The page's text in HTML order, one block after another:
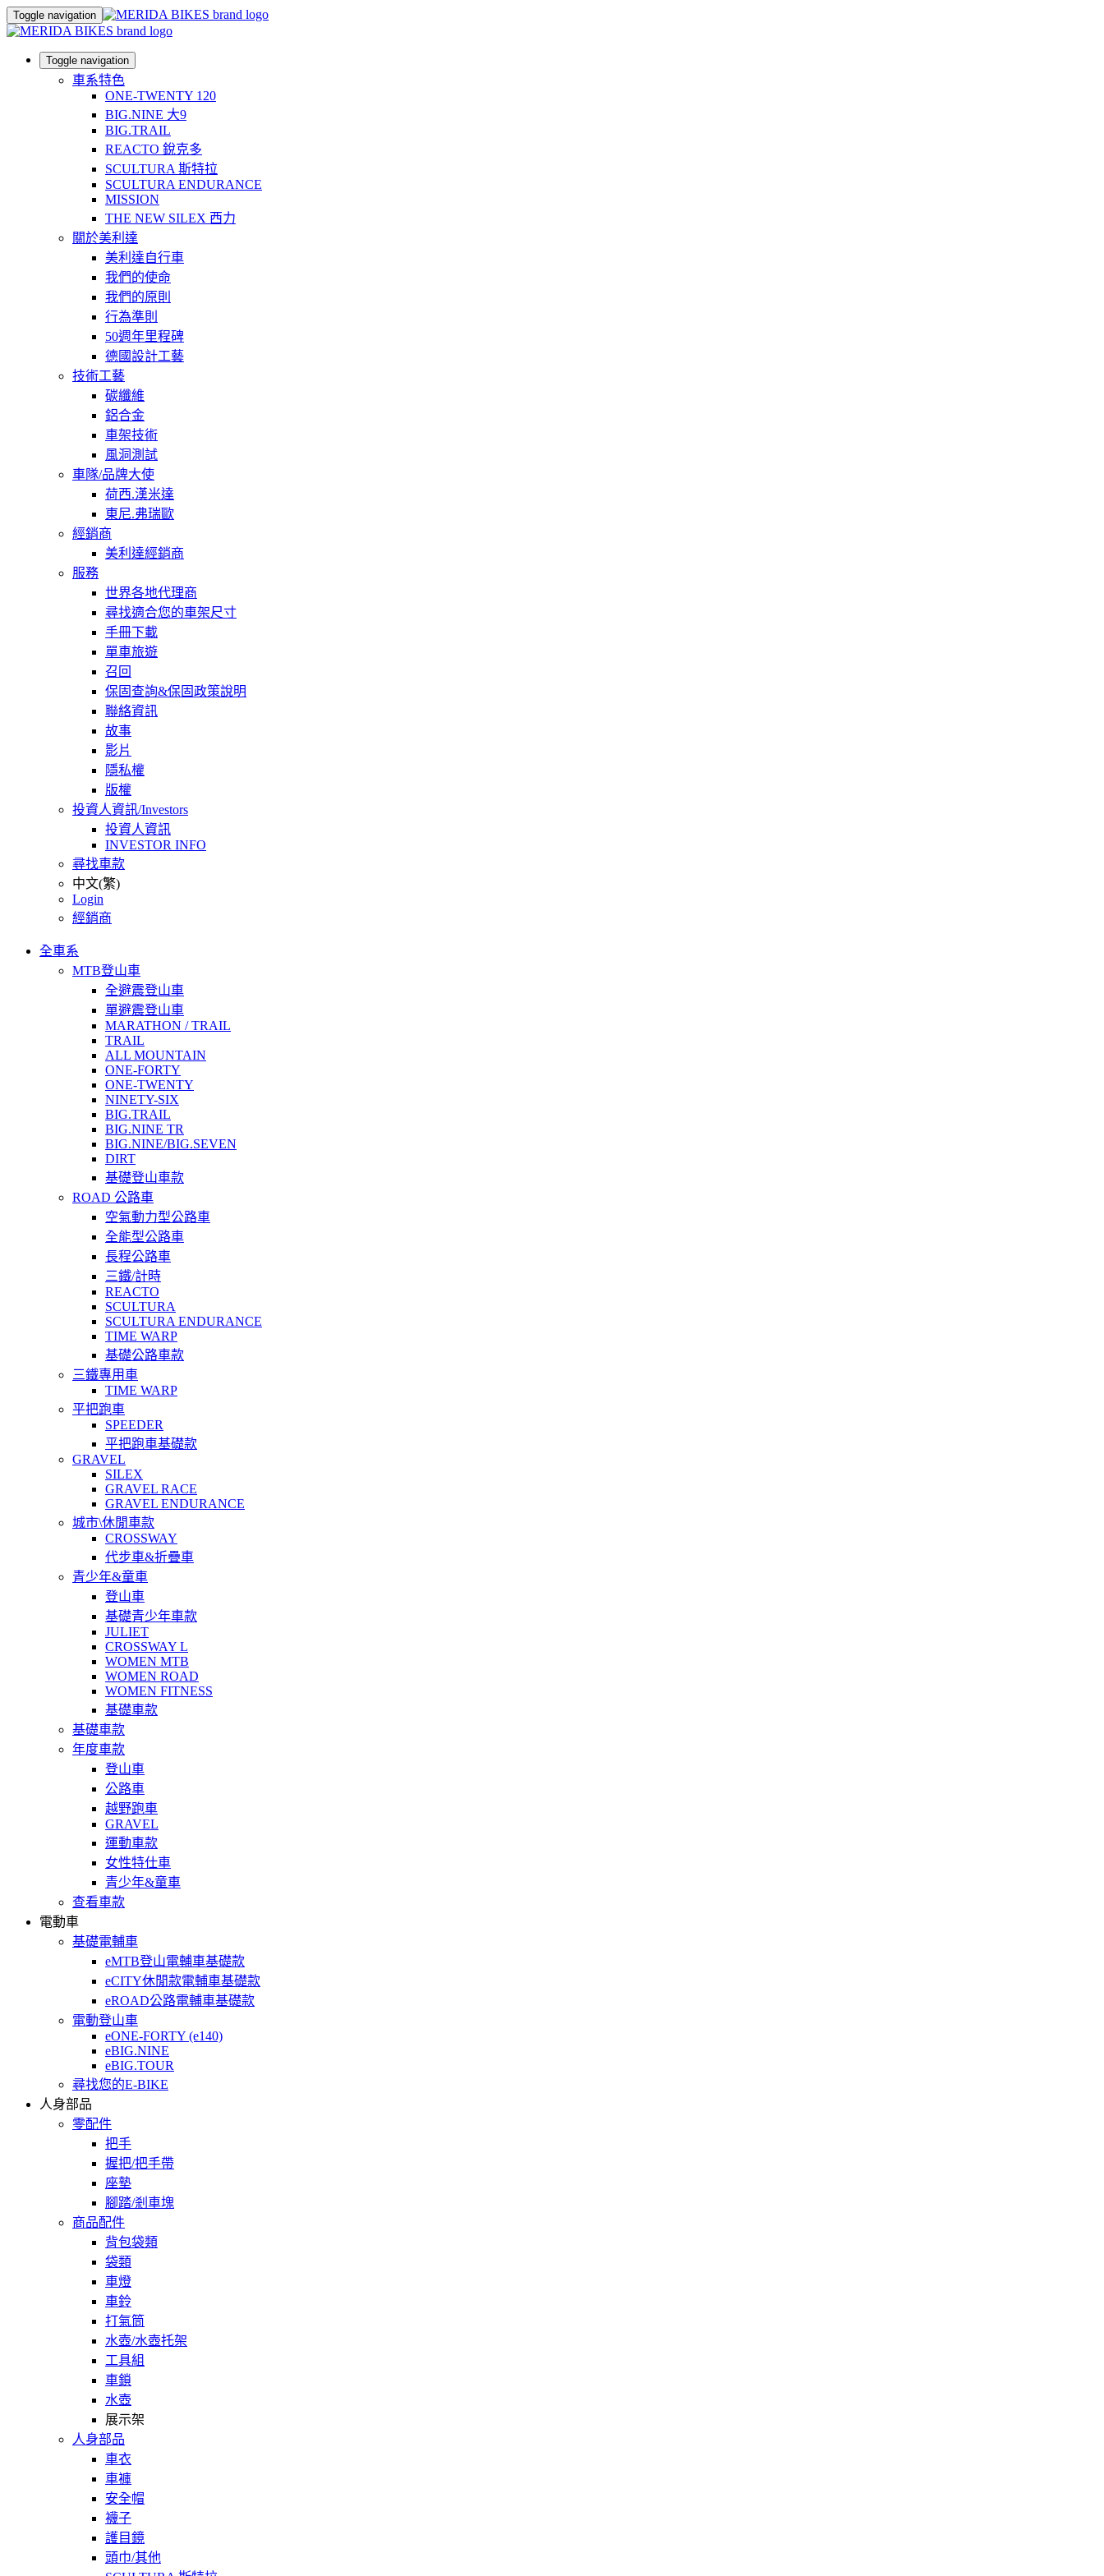
Toggle navigation
Toggle navigation
車系特色
ONE-TWENTY 120
BIG.NINE 大9
BIG.TRAIL
REACTO 銳克多
SCULTURA 斯特拉
SCULTURA ENDURANCE
MISSION
THE NEW SILEX 西力
關於美利達
美利達自行車
我們的使命
我們的原則
行為準則
50週年里程碑
德國設計工藝
技術工藝
碳纖維
鋁合金
車架技術
風洞測試
車隊/品牌大使
荷西.漢米達
東尼.弗瑞歐
經銷商
美利達經銷商
服務
世界各地代理商
尋找適合您的車架尺寸
手冊下載
單車旅遊
召回
保固查詢&保固政策說明
聯絡資訊
故事
影片
隱私權
版權
投資人資訊/Investors
投資人資訊
INVESTOR INFO
尋找車款
中文(繁)
Login
經銷商
全車系
MTB登山車
全避震登山車
單避震登山車
MARATHON / TRAIL
TRAIL
ALL MOUNTAIN
ONE-FORTY
ONE-TWENTY
NINETY-SIX
BIG.TRAIL
BIG.NINE TR
BIG.NINE/BIG.SEVEN
DIRT
基礎登山車款
ROAD 公路車
空氣動力型公路車
全能型公路車
長程公路車
三鐵/計時
REACTO
SCULTURA
SCULTURA ENDURANCE
TIME WARP
基礎公路車款
三鐵專用車
TIME WARP
平把跑車
SPEEDER
平把跑車基礎款
GRAVEL
SILEX
GRAVEL RACE
GRAVEL ENDURANCE
城市\休閒車款
CROSSWAY
代步車&折疊車
青少年&童車
登山車
基礎青少年車款
JULIET
CROSSWAY L
WOMEN MTB
WOMEN ROAD
WOMEN FITNESS
基礎車款
基礎車款
年度車款
登山車
公路車
越野跑車
GRAVEL
運動車款
女性特仕車
青少年&童車
查看車款
電動車
基礎電輔車
eMTB登山電輔車基礎款
eCITY休閒款電輔車基礎款
eROAD公路電輔車基礎款
電動登山車
eONE-FORTY (e140)
eBIG.NINE
eBIG.TOUR
尋找您的E-BIKE
人身部品
零配件
把手
握把/把手帶
座墊
腳踏/剎車塊
商品配件
背包袋類
袋類
車燈
車鈴
打氣筒
水壺/水壺托架
工具組
車鎖
水壺
展示架
人身部品
車衣
車褲
安全帽
襪子
護目鏡
頭巾/其他